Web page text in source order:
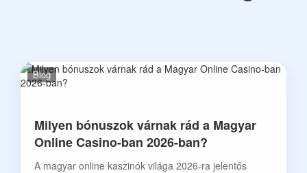
Blog
Milyen bónuszok várnak rád a Magyar
Online Casino-ban 2026-ban?
A magyar online kaszinók világa 2026-ra jelentős